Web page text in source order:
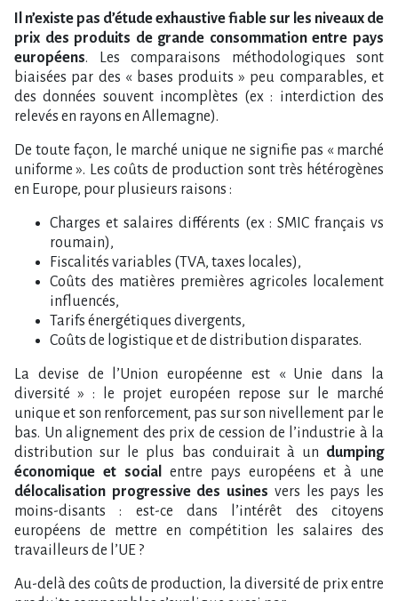
Il n’existe pas d’étude exhaustive fiable sur les niveaux de
prix des produits de grande consommation entre pays
européens. Les comparaisons méthodologiques sont
biaisées par des « bases produits » peu comparables, et
des données souvent incomplètes (ex : interdiction des
relevés en rayons en Allemagne).
De toute façon, le marché unique ne signifie pas « marché
uniforme ». Les coûts de production sont très hétérogènes
en Europe, pour plusieurs raisons :
Charges et salaires différents (ex : SMIC français vs
roumain),
Fiscalités variables (TVA, taxes locales),
Coûts des matières premières agricoles localement
influencés,
Tarifs énergétiques divergents,
Coûts de logistique et de distribution disparates.
La devise de l’Union européenne est « Unie dans la
diversité » : le projet européen repose sur le marché
unique et son renforcement, pas sur son nivellement par le
bas. Un alignement des prix de cession de l’industrie à la
distribution sur le plus bas conduirait à un dumping
économique et social
entre pays européens et à une
délocalisation progressive des usines vers les pays les
moins-disants : est-ce dans l’intérêt des citoyens
européens de mettre en compétition les salaires des
travailleurs de l’UE ?
Au-delà des coûts de production, la diversité de prix entre